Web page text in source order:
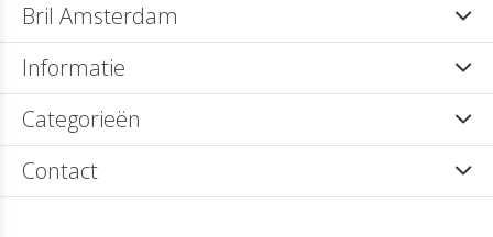
Bril Amsterdam
Informatie
Categorieën
Contact